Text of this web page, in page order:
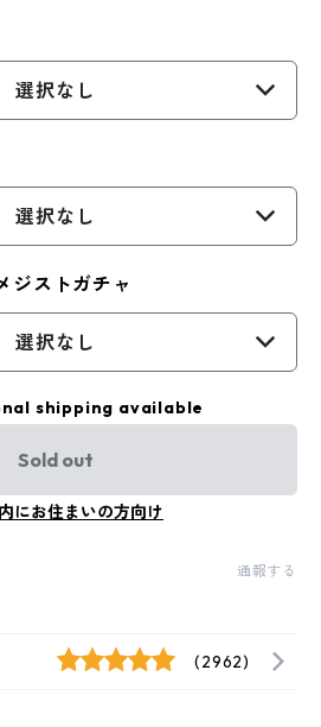
選択なし
選択なし
ジストガチャ
選択なし
shipping available
Sold out
にお住まいの方向け
通報する
(2962)